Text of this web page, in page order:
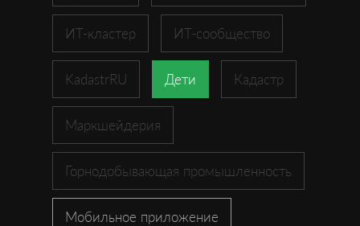
ИТ-кластер ИТ-сообщество
KadastrRU Дети Кадастр
Маркшейдерия
Горнодобывающая промышленность
Мобильное приложение